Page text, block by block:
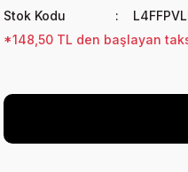
Stok Kodu
*148,50 TL den başlayan